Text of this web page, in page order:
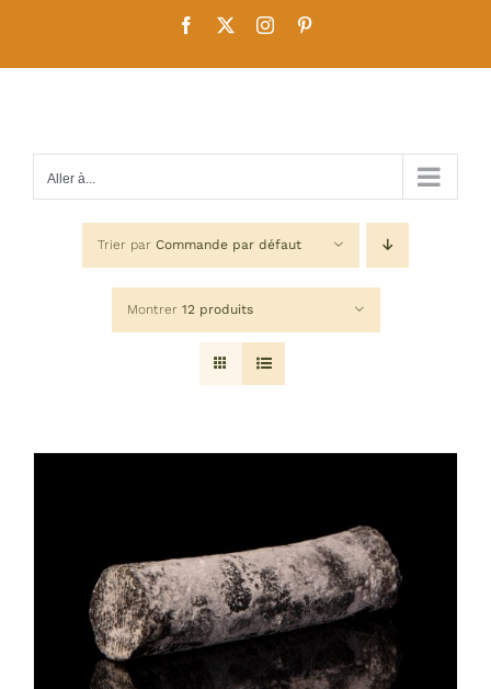
Facebook Instagram
Aller à...
Trier par Commande par défaut
Montrer 12 produits